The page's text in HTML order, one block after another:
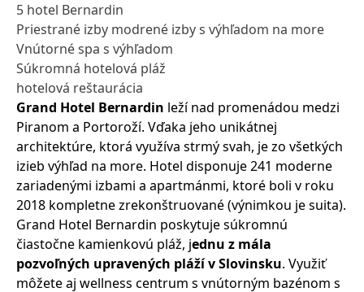
5 hotel Bernardin
Priestrané izby modrené izby s výhľadom na more
Vnútorné spa s výhľadom
Súkromná hotelová pláž
hotelová reštaurácia
Grand Hotel Bernardin leží nad promenádou medzi
Piranom a Portoroží. Vďaka jeho unikátnej
architektúre, ktorá využíva strmý svah, je zo všetkých
izieb výhľad na more. Hotel disponuje 241 moderne
zariadenými izbami a apartmánmi, ktoré boli v roku
2018 kompletne zrekonštruované (výnimkou je suita).
Grand Hotel Bernardin poskytuje súkromnú
čiastočne kamienkovú pláž, jednu z mála
pozvoľných upravených pláží v Slovinsku. Využiť
môžete aj wellness centrum s vnútorným bazénom s